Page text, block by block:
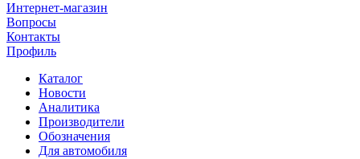
Интернет-магазин
Вопросы
Контакты
Профиль
Каталог
Новости
Аналитика
Производители
Обозначения
Для автомобиля